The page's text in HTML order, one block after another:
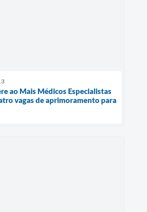
ao Mais Médicos Especialistas
vagas de aprimoramento para